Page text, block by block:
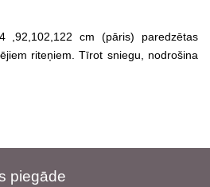
,92,102,122 cm (pāris) paredzētas
riteņiem. Tīrot sniegu, nodrošina
piegāde